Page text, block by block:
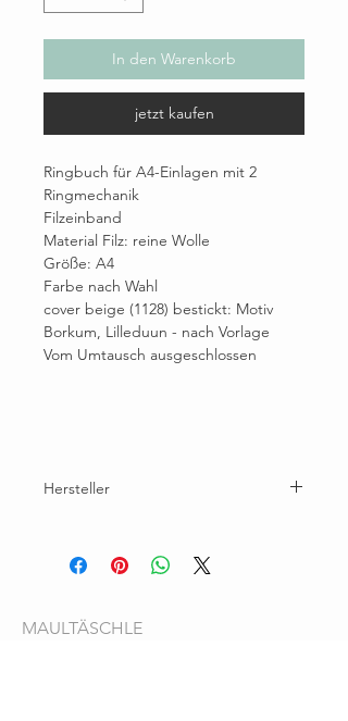
In den Warenkorb
jetzt kaufen
Ringbuch für A4-Einlagen mit 2
Ringmechanik
Filzeinband
Material Filz: reine Wolle
Größe: A4
Farbe nach Wahl
cover beige (1128) bestickt: Motiv
Borkum, Lilleduun - nach Vorlage
Vom Umtausch ausgeschlossen
Hersteller
maultaeschlefilz@gmail.com
MAULTÄSCHLE